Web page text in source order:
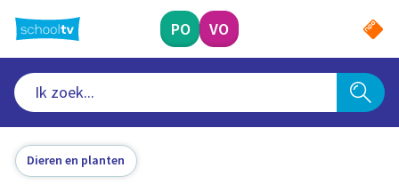
naar
hoofdinhoud
PO VO
Dieren en planten